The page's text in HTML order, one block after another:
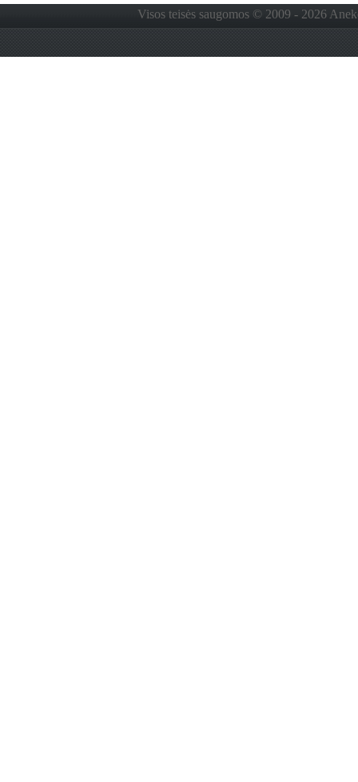
Visos teisės saugomos © 2009 - 2026